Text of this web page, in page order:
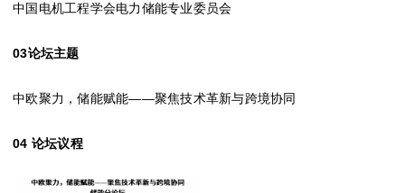
中国电机工程学会电力储能专业委员会
03论坛主题
中欧聚力，储能赋能——聚焦技术革新与跨境协同
04 论坛议程